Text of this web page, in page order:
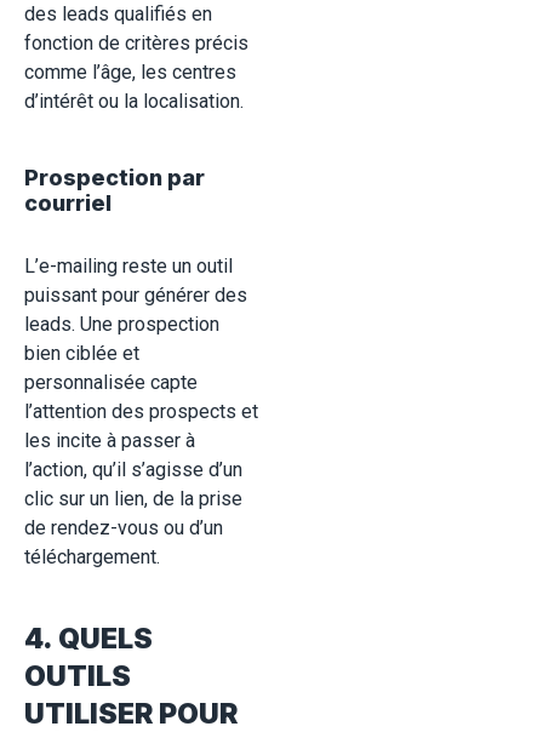
des leads qualifiés en
fonction de critères précis
comme l’âge, les centres
d’intérêt ou la localisation.
Prospection par
courriel
L’e-mailing reste un outil
puissant pour générer des
leads. Une prospection
bien ciblée et
personnalisée capte
l’attention des prospects et
les incite à passer à
l’action, qu’il s’agisse d’un
clic sur un lien, de la prise
de rendez-vous ou d’un
téléchargement.
4. QUELS
OUTILS
UTILISER POUR